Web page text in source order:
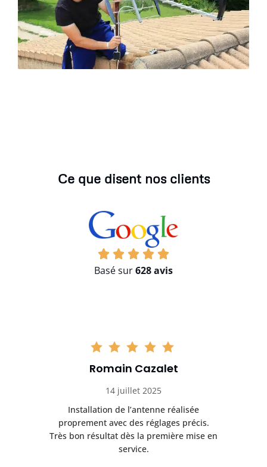
Ce que disent nos clients
Basé sur628 avis
Romain Cazalet
14 juillet 2025
Installation de l’antenne réalisée
proprement avec des réglages précis.
Très bon résultat dès la première mise en
service.